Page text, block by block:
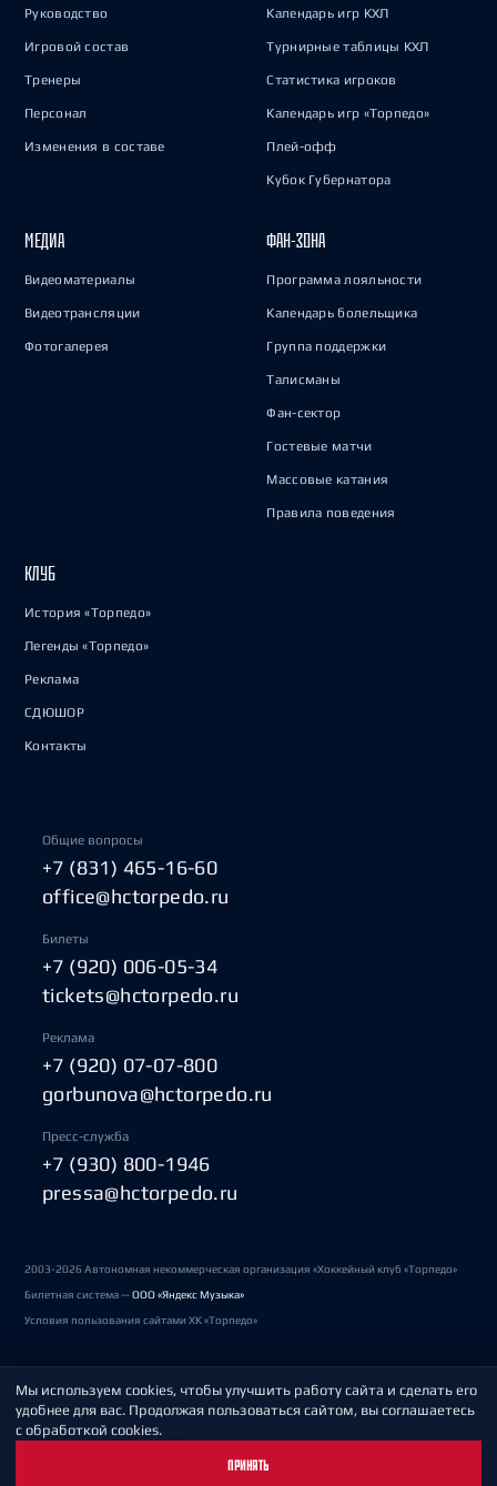
Руководство
Игровой состав
Тренеры
Персонал
Изменения в составе
Календарь игр КХЛ
Турнирные таблицы КХЛ
Статистика игроков
Календарь игр «Торпедо»
Плей-офф
Кубок Губернатора
МЕДИА
Видеоматериалы
Видеотрансляции
Фотогалерея
ФАН-ЗОНА
Программа лояльности
Календарь болельщика
Группа поддержки
Талисманы
Фан-сектор
Гостевые матчи
Массовые катания
Правила поведения
КЛУБ
История «Торпедо»
Легенды «Торпедо»
Реклама
СДЮШОР
Контакты
Общие вопросы
+7 (831) 465-16-60
office@hctorpedo.ru
Билеты
+7 (920) 006-05-34
tickets@hctorpedo.ru
Реклама
+7 (920) 07-07-800
gorbunova@hctorpedo.ru
Пресс-служба
+7 (930) 800-1946
pressa@hctorpedo.ru
2003-2026 Автономная некоммерческая организация «Хоккейный клуб «Торпедо»
Билетная система —ООО «Яндекс Музыка»
Условия пользования сайтами ХК «Торпедо»
Политика обработки персональных данных
Пользовательское соглашение
Мы используем cookies, чтобы улучшить работу сайта и сделать его
удобнее для вас. Продолжая пользоваться сайтом, вы соглашаетесь
с обработкой cookies.
ПРИНЯТЬ